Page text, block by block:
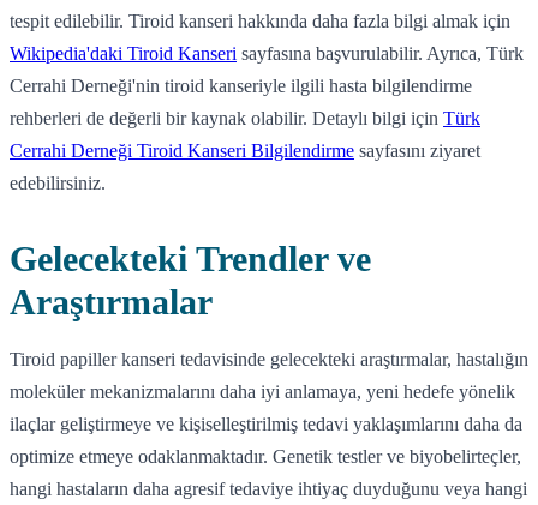
tespit edilebilir. Tiroid kanseri hakkında daha fazla bilgi almak için
Wikipedia'daki Tiroid Kanseri sayfasına başvurulabilir. Ayrıca, Türk
Cerrahi Derneği'nin tiroid kanseriyle ilgili hasta bilgilendirme
rehberleri de değerli bir kaynak olabilir. Detaylı bilgi için Türk
Cerrahi Derneği Tiroid Kanseri Bilgilendirme sayfasını ziyaret
edebilirsiniz.
Gelecekteki Trendler ve
Araştırmalar
Tiroid papiller kanseri tedavisinde gelecekteki araştırmalar, hastalığın
moleküler mekanizmalarını daha iyi anlamaya, yeni hedefe yönelik
ilaçlar geliştirmeye ve kişiselleştirilmiş tedavi yaklaşımlarını daha da
optimize etmeye odaklanmaktadır. Genetik testler ve biyobelirteçler,
hangi hastaların daha agresif tedaviye ihtiyaç duyduğunu veya hangi